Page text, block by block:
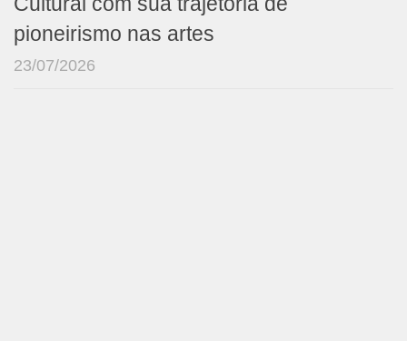
pioneirismo nas artes
23/07/2026